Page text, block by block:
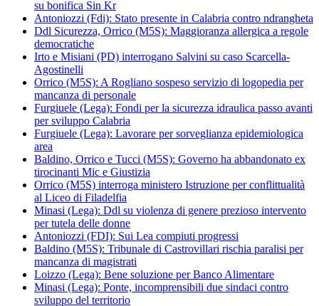
su bonifica Sin Kr
Antoniozzi (Fdi): Stato presente in Calabria contro ndrangheta
Ddl Sicurezza, Orrico (M5S): Maggioranza allergica a regole
democratiche
Irto e Misiani (PD) interrogano Salvini su caso Scarcella-
Agostinelli
Orrico (M5S): A Rogliano sospeso servizio di logopedia per
mancanza di personale
Furgiuele (Lega): Fondi per la sicurezza idraulica passo avanti
per sviluppo Calabria
Furgiuele (Lega): Lavorare per sorveglianza epidemiologica
area
Baldino, Orrico e Tucci (M5S): Governo ha abbandonato ex
tirocinanti Mic e Giustizia
Orrico (M5S) interroga ministero Istruzione per conflittualità
al Liceo di Filadelfia
Minasi (Lega): Ddl su violenza di genere prezioso intervento
per tutela delle donne
Antoniozzi (FDI): Sui Lea compiuti progressi
Baldino (M5S): Tribunale di Castrovillari rischia paralisi per
mancanza di magistrati
Loizzo (Lega): Bene soluzione per Banco Alimentare
Minasi (Lega): Ponte, incomprensibili due sindaci contro
sviluppo del territorio